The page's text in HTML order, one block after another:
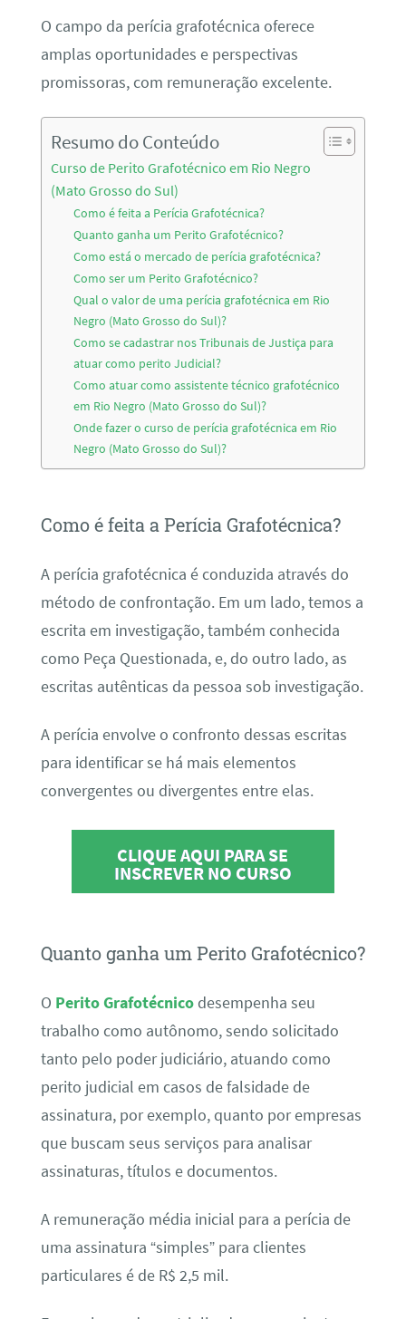
O campo da perícia grafotécnica oferece
amplas oportunidades e perspectivas
promissoras, com remuneração excelente.
Resumo do Conteúdo
Curso de Perito Grafotécnico em Rio Negro
(Mato Grosso do Sul)
Como é feita a Perícia Grafotécnica?
Quanto ganha um Perito Grafotécnico?
Como está o mercado de perícia grafotécnica?
Como ser um Perito Grafotécnico?
Qual o valor de uma perícia grafotécnica em Rio
Negro (Mato Grosso do Sul)?
Como se cadastrar nos Tribunais de Justiça para
atuar como perito Judicial?
Como atuar como assistente técnico grafotécnico
em Rio Negro (Mato Grosso do Sul)?
Onde fazer o curso de perícia grafotécnica em Rio
Negro (Mato Grosso do Sul)?
Como é feita a Perícia Grafotécnica?
A perícia grafotécnica é conduzida através do
método de confrontação. Em um lado, temos a
escrita em investigação, também conhecida
como Peça Questionada, e, do outro lado, as
escritas autênticas da pessoa sob investigação.
A perícia envolve o confronto dessas escritas
para identificar se há mais elementos
convergentes ou divergentes entre elas.
CLIQUE AQUI PARA SE
INSCREVER NO CURSO
Quanto ganha um Perito Grafotécnico?
O Perito Grafotécnicodesempenha seu
trabalho como autônomo, sendo solicitado
tanto pelo poder judiciário, atuando como
perito judicial em casos de falsidade de
assinatura, por exemplo, quanto por empresas
que buscam seus serviços para analisar
assinaturas, títulos e documentos.
A remuneração média inicial para a perícia de
uma assinatura “simples” para clientes
particulares é de R$ 2,5 mil.